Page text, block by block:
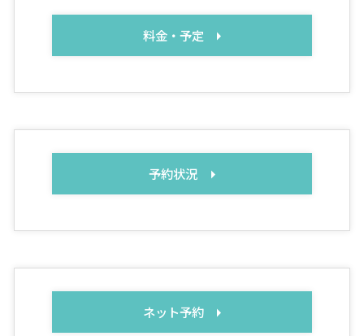
料金・予定
予約状況
ネット予約